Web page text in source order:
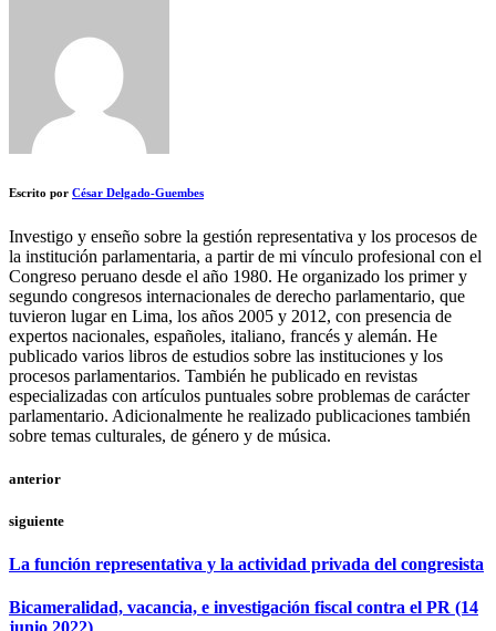
Escrito por César Delgado-Guembes
Investigo y enseño sobre la gestión representativa y los procesos de
la institución parlamentaria, a partir de mi vínculo profesional con el
Congreso peruano desde el año 1980. He organizado los primer y
segundo congresos internacionales de derecho parlamentario, que
tuvieron lugar en Lima, los años 2005 y 2012, con presencia de
expertos nacionales, españoles, italiano, francés y alemán. He
publicado varios libros de estudios sobre las instituciones y los
procesos parlamentarios. También he publicado en revistas
especializadas con artículos puntuales sobre problemas de carácter
parlamentario. Adicionalmente he realizado publicaciones también
sobre temas culturales, de género y de música.
anterior
siguiente
La función representativa y la actividad privada del congresista
Bicameralidad, vacancia, e investigación fiscal contra el PR (14